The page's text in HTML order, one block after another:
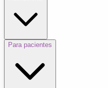
Para pacientes